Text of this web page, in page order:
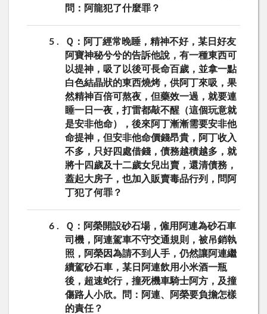
問：阿龍犯了什麼罪？
5
Ｑ：阿丁經常晚睡，精神不好，某日好友
阿寶神秘兮兮的告訴他說，有一種東西可
以提神，吸了以後可長命百歲，並拿一點
白色結晶狀的東西燒烤，供阿丁來吸，果
然精神百倍可熬夜，但藥效一過，就要連
睡一日一夜，打雷都敲不醒（這個玩意就
是安非他命），後來阿丁漸漸需要安非他
命提神，但安非他命價錢昂貴，阿丁收入
不多，只好四處借錢，債務越積越多，就
將十四歲及十二歲女兒出賣，還清債務，
蓋起大房子，也加入販賣毒品行列，問阿
丁犯了何罪？
6
Ｑ：阿榮開設砂石場，僱用阿連為砂石車
司機，阿連駕車不守交通規則，被吊銷執
照，阿榮因為請不到人手，仍然讓阿連繼
續駕砂石車，某日阿連飲用小米酒一瓶
後，超速蛇行，撞死機車騎士阿方，及撞
傷路人小欣。問：阿連、阿榮要負擔怎樣
的責任？